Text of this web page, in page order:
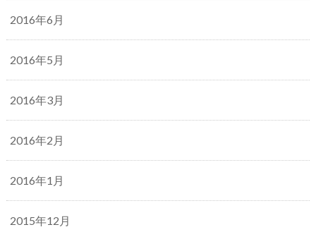
2016年6月
2016年5月
2016年3月
2016年2月
2016年1月
2015年12月